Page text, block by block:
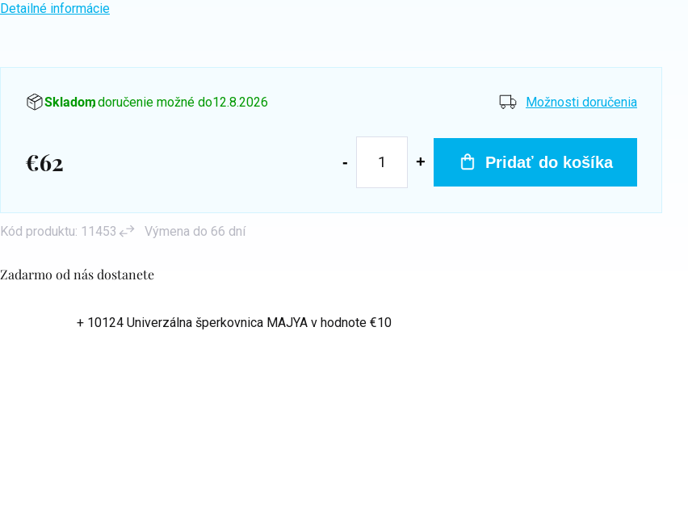
Zadarmo od nás dostanete
+ 10124 Univerzálna šperkovnica MAJYA v hodnote €10
Detailné informácie
Skladom, doručenie možné do12.8.2026 Možnosti doručenia
€62 Pridať do košíka
Kód produktu: 11453 Výmena do 66 dní